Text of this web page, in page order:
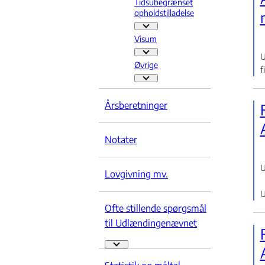
Tidsubegrænset
opholdstilladelse
Visum
Visum - Flere links
Øvrige
Øvrige - Flere links
Årsberetninger
Notater
Lovgivning mv.
Ofte stillende spørgsmål
til Udlændingenævnet
Ofte stillende spørgsmål til